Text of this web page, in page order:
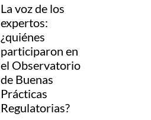
La voz de los
expertos:
¿quiénes
participaron en
el Observatorio
de Buenas
Prácticas
Regulatorias?